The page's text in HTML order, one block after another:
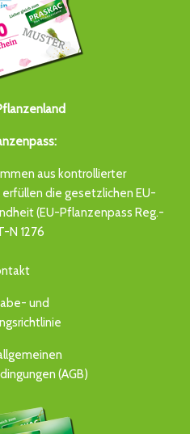
aus kontrollierter
die gesetzlichen EU-
(EU-Pflanzenpass Reg.-
N 1276
und
(AGB)